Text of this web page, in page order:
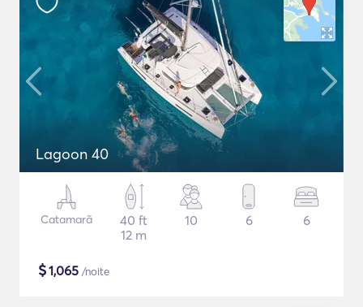
Lagoon 40
Catamarã
40 ft
12 m
10 6 6
$1,065 /noite